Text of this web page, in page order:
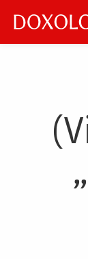
main